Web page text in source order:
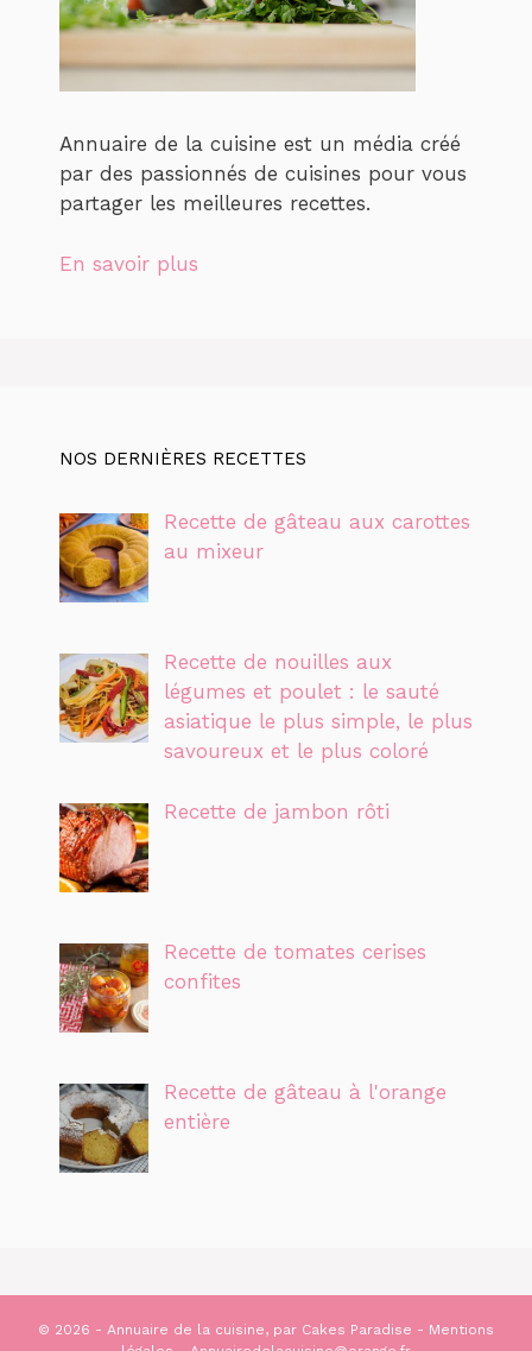
Annuaire de la cuisine est un média créé
par des passionnés de cuisines pour vous
partager les meilleures recettes.
En savoir plus
NOS DERNIÈRES RECETTES
Recette de gâteau aux carottes
au mixeur
Recette de nouilles aux
légumes et poulet : le sauté
asiatique le plus simple, le plus
savoureux et le plus coloré
Recette de jambon rôti
Recette de tomates cerises
confites
Recette de gâteau à l'orange
entière
© 2026 - Annuaire de la cuisine, par Cakes Paradise - Mentions